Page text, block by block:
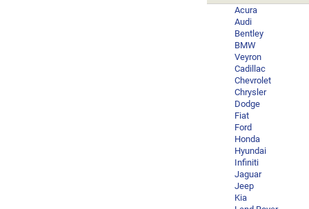
Acura
Audi
Bentley
BMW
Veyron
Cadillac
Chevrolet
Chrysler
Dodge
Fiat
Ford
Honda
Hyundai
Infiniti
Jaguar
Jeep
Kia